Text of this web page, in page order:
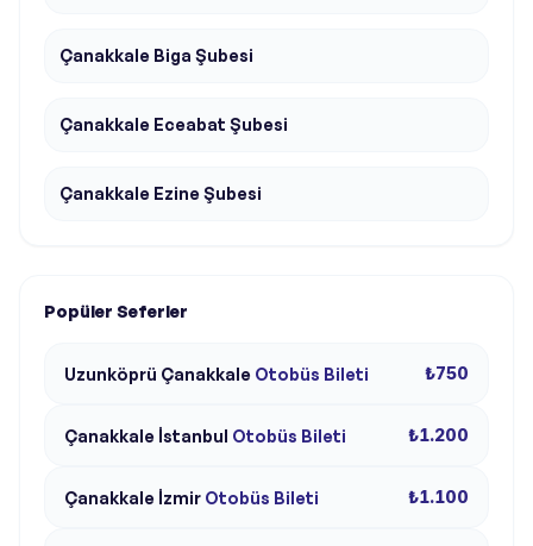
Çanakkale Biga Şubesi
Çanakkale Eceabat Şubesi
Çanakkale Ezine Şubesi
Popüler Seferler
Uzunköprü Çanakkale Otobüs Bileti ₺750
Çanakkale İstanbul Otobüs Bileti ₺1.200
Çanakkale İzmir Otobüs Bileti ₺1.100